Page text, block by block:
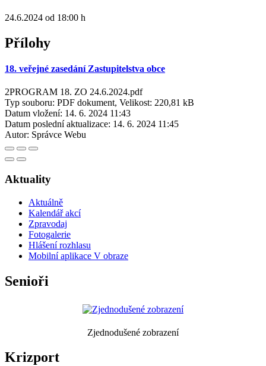
24.6.2024 od 18:00 h
Přílohy
18. veřejné zasedání Zastupitelstva obce
2PROGRAM 18. ZO 24.6.2024.pdf
Typ souboru: PDF dokument, Velikost: 220,81 kB
Datum vložení: 14. 6. 2024 11:43
Datum poslední aktualizace: 14. 6. 2024 11:45
Autor: Správce Webu
Aktuality
Aktuálně
Kalendář akcí
Zpravodaj
Fotogalerie
Hlášení rozhlasu
Mobilní aplikace V obraze
Senioři
Zjednodušené zobrazení
Krizport